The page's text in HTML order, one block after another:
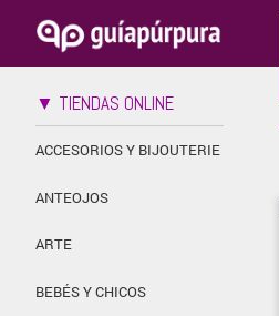
▼ TIENDAS ONLINE
ACCESORIOS Y BIJOUTERIE
ANTEOJOS
ARTE
BEBÉS Y CHICOS